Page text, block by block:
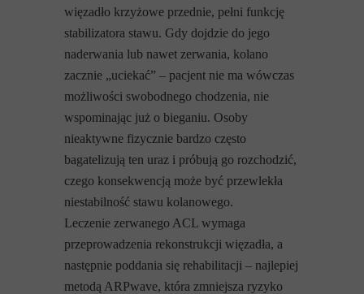
więzadło krzyżowe przednie, pełni funkcję
stabilizatora stawu. Gdy dojdzie do jego
naderwania lub nawet zerwania, kolano
zacznie „uciekać” – pacjent nie ma wówczas
możliwości swobodnego chodzenia, nie
wspominając już o bieganiu. Osoby
nieaktywne fizycznie bardzo często
bagatelizują ten uraz i próbują go rozchodzić,
czego konsekwencją może być przewlekła
niestabilność stawu kolanowego.
Leczenie zerwanego ACL wymaga
przeprowadzenia rekonstrukcji więzadła, a
następnie poddania się rehabilitacji – najlepiej
metodą ARPwave, która zmniejsza ryzyko